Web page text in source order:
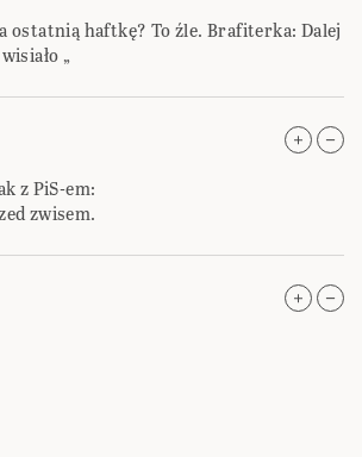
ostatnią haftkę? To źle. Brafiterka: Dalej
„
z PiS-em:
zwisem.